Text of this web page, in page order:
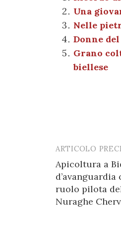
b
o
o
k
r t
Una
Nelle
Donne
Grano
biellese
Post
navigation
ARTICOLO
Apicoltura a
ruolo pilota
Nuraghe